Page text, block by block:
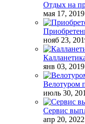
Отдых на
мая 17, 2019
нояб 23,
янв 03, 2019
Велотуром
июль 30,
Сервис
апр 20, 2022